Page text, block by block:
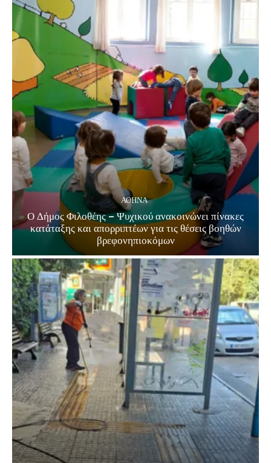
ΑΘΗΝΑ
Ο Δήμος Φιλοθέης – Ψυχικού ανακοινώνει πίνακες
κατάταξης και απορριπτέων για τις θέσεις βοηθών
βρεφονηπιοκόμων